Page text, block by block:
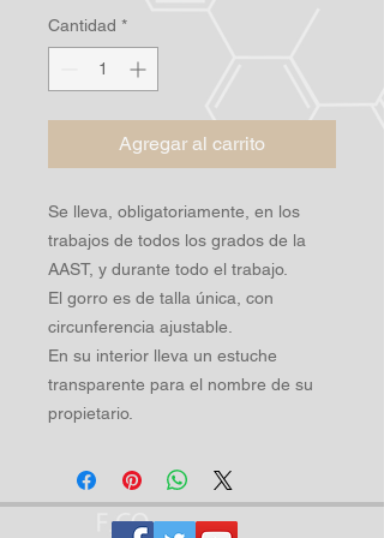
Cantidad *
Agregar al carrito
Se lleva, obligatoriamente, en los
trabajos de todos los grados de la
AAST, y durante todo el trabajo.
El gorro es de talla única, con
circunferencia ajustable.
En su interior lleva un estuche
transparente para el nombre de su
propietario.